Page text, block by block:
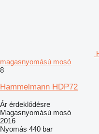
magasnyomású mosó
8
Hammelmann HDP72
Ár érdeklődésre
Magasnyomású mosó
2016
Nyomás 440 bar